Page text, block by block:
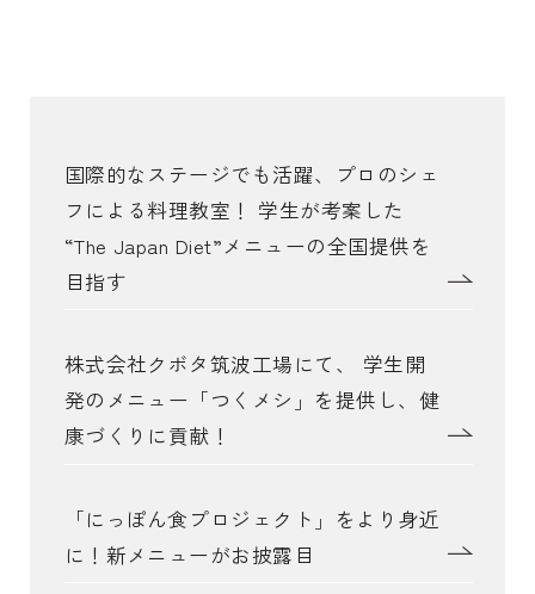
国際的なステージでも活躍、プロのシェ
フによる料理教室！ 学生が考案した
“The Japan Diet”メニューの全国提供を
目指す
株式会社クボタ筑波工場にて、 学生開
発のメニュー「つくメシ」を提供し、健
康づくりに貢献！
「にっぽん食プロジェクト」をより身近
に！新メニューがお披露目